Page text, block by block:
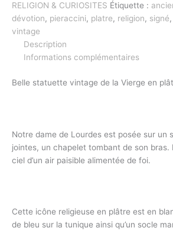
RELIGION & CURIOSITES Étiquette :
dévotion, pieraccini, platre, religion, signé,
vintage
Description
Informations complémentaires
Belle statuette vintage de la Vierge en
Notre dame de Lourdes est posée sur un
jointes, un chapelet tombant de son bras.
ciel d’un air paisible alimentée de foi.
Cette icône religieuse en plâtre est en
de bleu sur la tunique ainsi qu’un socle